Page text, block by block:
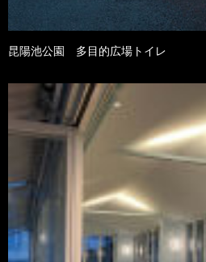
昆陽池公園 多目的広場トイレ